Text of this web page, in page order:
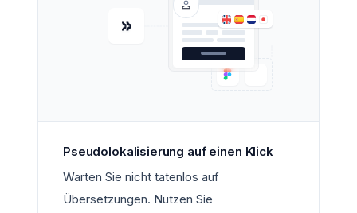
Pseudolokalisierung auf einen Klick
Warten Sie nicht tatenlos auf
Übersetzungen. Nutzen Sie